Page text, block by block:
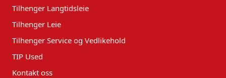
Tilhenger Langtidsleie
Tilhenger Leie
Tilhenger Service og Vedlikehold
TIP Used
Kontakt oss